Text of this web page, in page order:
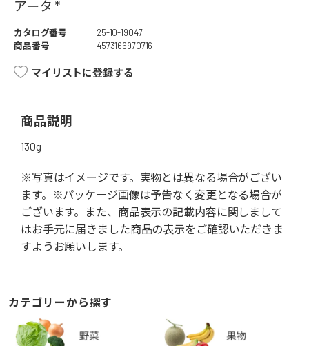
アータ *
カタログ番号
25-10-19047
商品番号
4573166970716
マイリストに登録する
商品説明
130g
※写真はイメージです。実物とは異なる場合がござい
ます。※パッケージ画像は予告なく変更となる場合が
ございます。また、商品表示の記載内容に関しまして
はお手元に届きました商品の表示をご確認いただきま
すようお願いします。
カテゴリーから探す